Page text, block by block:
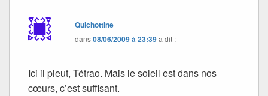
Quichottine
dans08/06/2009 à 23:39a dit :
Ici il pleut, Tétrao. Mais le soleil est dans nos
cœurs, c’est suffisant.